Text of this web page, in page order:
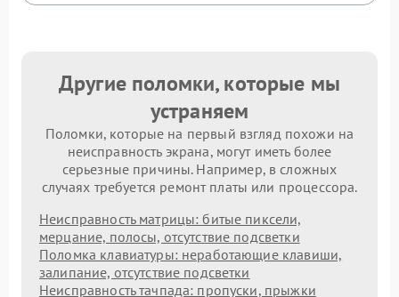
Другие поломки, которые мы
устраняем
Поломки, которые на первый взгляд похожи на
неисправность экрана, могут иметь более
серьезные причины. Например, в сложных
случаях требуется ремонт платы или процессора.
Неисправность матрицы: битые пиксели,
мерцание, полосы, отсутствие подсветки
Поломка клавиатуры: неработающие клавиши,
залипание, отсутствие подсветки
Неисправность тачпада: пропуски, прыжки